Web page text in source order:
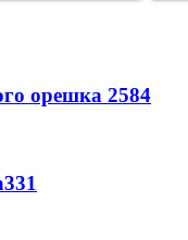
орешка 2584
331